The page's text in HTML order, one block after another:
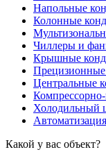
Напольные
Колонные
Чиллеры и
Крышные
Центральные
Холодильный
Какой у вас объект?